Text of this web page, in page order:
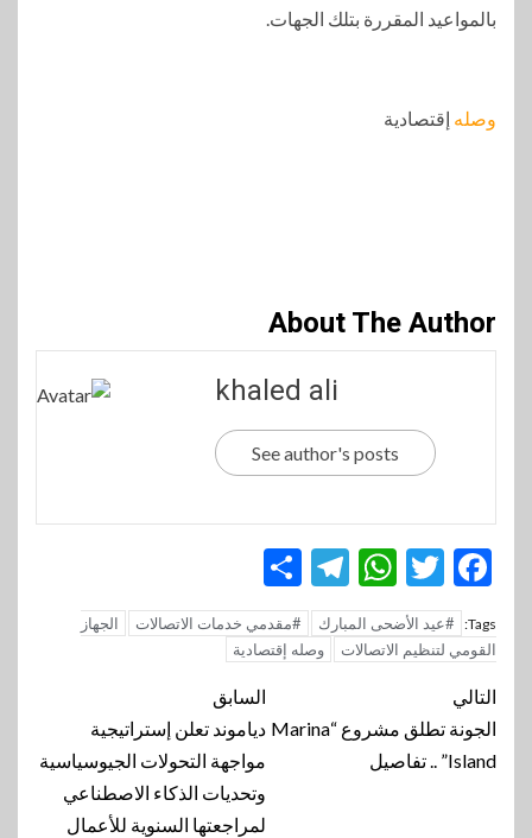
بالمواعيد المقررة بتلك الجهات.
وصله إقتصادية
About The Author
khaled ali
See author's posts
Facebook
Twitter
WhatsApp
Telegram
Tags: #عيد الأضحى المبارك #مقدمي خدمات الاتصالات
الجهاز
القومي لتنظيم الاتصالات
وصله إقتصادية
تنقل
المقالة
السابق
دياموند تعلن إستراتيجية
مواجهة التحولات الجيوسياسية
وتحديات الذكاء الاصطناعي
لمراجعتها السنوية للأعمال
التالي
الجونة تطلق مشروع “Marina
Island” .. تفاصيل